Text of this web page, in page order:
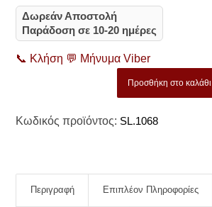
Δωρεάν Αποστολή
Παράδοση σε 10-20 ημέρες
📞 Κλήση 💬 Μήνυμα Viber
Προσθήκη στο καλάθι
Κωδικός προϊόντος: SL.1068
Περιγραφή Επιπλέον Πληροφορίες